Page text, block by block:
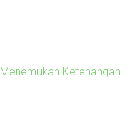
Ketenangan